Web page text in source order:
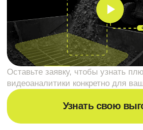
Обнаружение
посторонних
предметов
Выявление инородных объектов на
производственной линии, в сырье и